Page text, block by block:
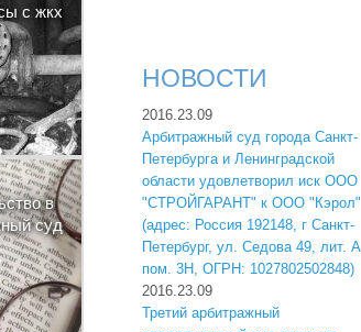
с жкх
в
суд
НОВОСТИ
2016.23.09
Арбитражный суд города Санкт-
Петербурга и Ленинградской
области удовлетворил иск ООО
"СТРОЙГАРАНТ" к ООО "Кэрол"
(адрес: Россия 192148, г Санкт-
Петербург, ул. Седова 49, лит. А,
пом. 3Н, ОГРН: 1027802502848)
2016.23.09
Третий арбитражный